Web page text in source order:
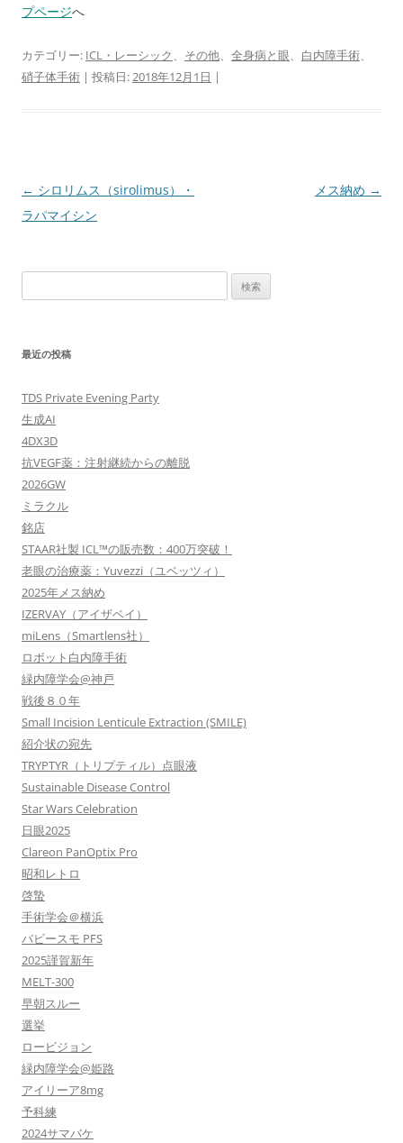
プページへ
カテゴリー: ICL・レーシック、 その他、 全身病と眼、 白内障手術、
硝子体手術 | 投稿日:2018年12月1日 |
投
稿
ン
← シロリムス（sirolimus）・
ラパマイシン
メス納め →
索:
最近の投稿
TDS Private Evening Party
生成AI
4DX3D
抗VEGF薬：注射継続からの離脱
2026GW
ミラクル
銘店
STAAR社製 ICL™の販売数：400万突破！
老眼の治療薬：Yuvezzi（ユベッツィ）
2025年メス納め
IZERVAY（アイザベイ）
miLens（Smartlens社）
ロボット白内障手術
緑内障学会@神戸
戦後８０年
Small Incision Lenticule Extraction (SMILE)
紹介状の宛先
TRYPTYR（トリプティル）点眼液
Sustainable Disease Control
Star Wars Celebration
日眼2025
Clareon PanOptix Pro
昭和レトロ
啓蟄
手術学会＠横浜
バビースモ PFS
2025謹賀新年
MELT-300
早朝スルー
選挙
ロービジョン
緑内障学会@姫路
アイリーア8mg
予科練
2024サマバケ